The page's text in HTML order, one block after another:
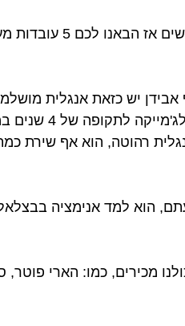
הגענו למסקנה שכדי להכיר אותו, לא מספיקים
יש כזאת אנגלית
המקום לבאר את הסוגיה. בגיל 7 עזב אסף
רהוטה, הוא אף שירת
הוא למד אנימציה
מכירים, כמו: הארי פוטר,